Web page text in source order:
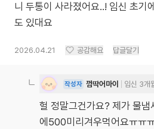
니 두통이 사라졌어요..! 임신 초기
도 있대요
2026.04.21 공감해요 답글달기
작성자 껌딱어마이 임신 3개
헐 정말그건가요? 제가 물
에500미리겨우먹어요ㅠㅠ